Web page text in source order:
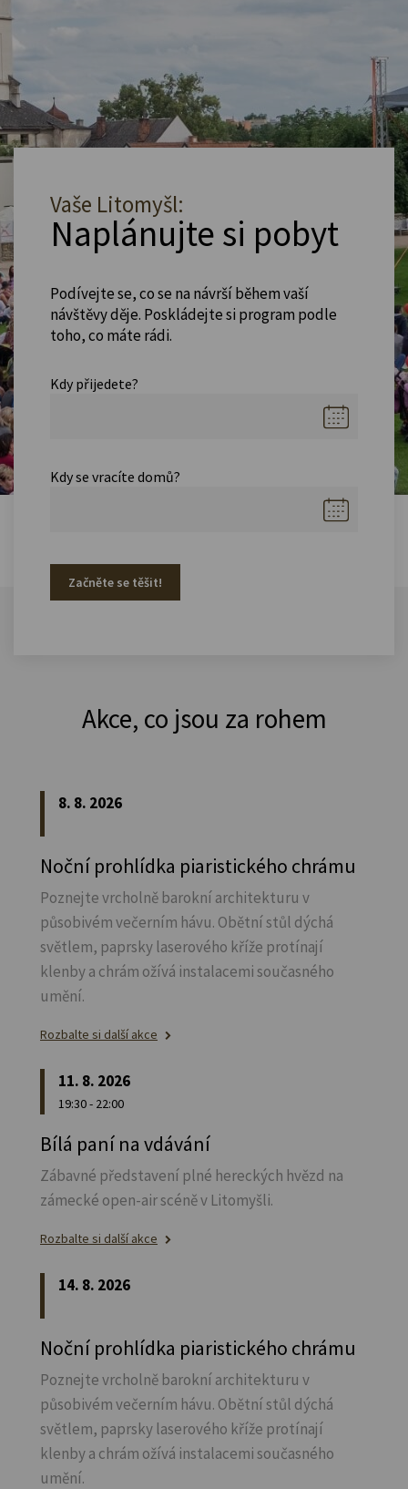
Vaše Litomyšl:
Naplánujte si pobyt
Podívejte se, co se na návrší během vaší
návštěvy děje. Poskládejte si program podle
toho, co máte rádi.
Kdy přijedete?
Kdy se vracíte domů?
Začněte se těšit!
Akce, co jsou za rohem
8. 8. 2026
Noční prohlídka piaristického chrámu
Poznejte vrcholně barokní architekturu v
působivém večerním hávu. Obětní stůl dýchá
světlem, paprsky laserového kříže protínají
klenby a chrám ožívá instalacemi současného
umění.
Rozbalte si další akce
11. 8. 2026
19:30 - 22:00
Bílá paní na vdávání
Zábavné představení plné hereckých hvězd na
zámecké open-air scéně v Litomyšli.
Rozbalte si další akce
14. 8. 2026
Noční prohlídka piaristického chrámu
Poznejte vrcholně barokní architekturu v
působivém večerním hávu. Obětní stůl dýchá
světlem, paprsky laserového kříže protínají
klenby a chrám ožívá instalacemi současného
umění.